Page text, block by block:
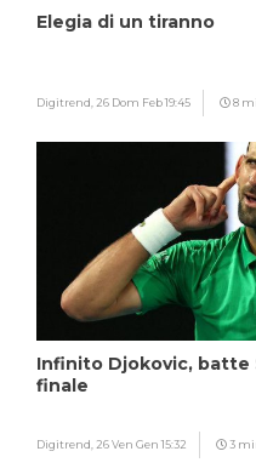
Elegia di un tiranno
Digitrend, 26 Dom Feb 19:45 8
Infinito Djokovic, batte
finale
Digitrend, 26 Ven Gen 15:32 3